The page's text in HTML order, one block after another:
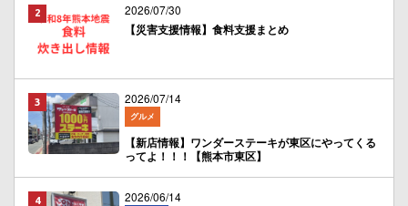
2026/07/30
【災害支援情報】食料支援まとめ
2026/07/14
グルメ
【新店情報】ワンダーステーキが東区にやってくる
ってよ！！！【熊本市東区】
2026/06/14